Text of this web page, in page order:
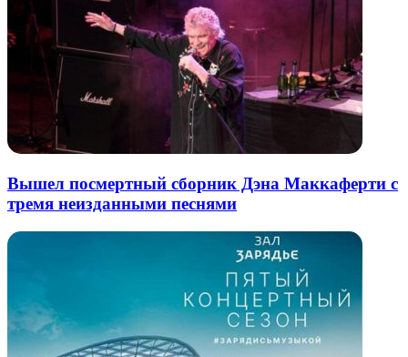
Вышел посмертный сборник Дэна Маккаферти с
тремя неизданными песнями